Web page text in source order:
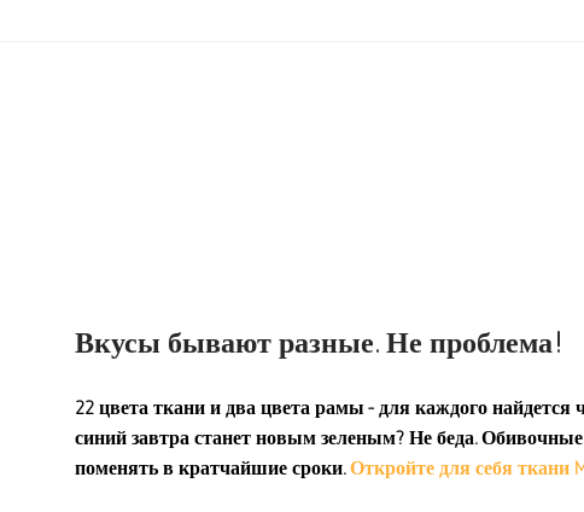
Вкусы бывают разные. Не проблема!
22 цвета ткани и два цвета рамы - для каждого найдется
синий завтра станет новым зеленым? Не беда.
поменять в кратчайшие сроки.Откройте для себя ткани